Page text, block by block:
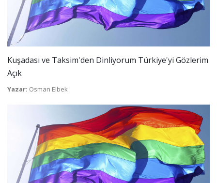
Kuşadası ve Taksim'den Dinliyorum Türkiye'yi Gözlerim
Açık
Yazar: Osman Elbek